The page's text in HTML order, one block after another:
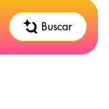
Buscar